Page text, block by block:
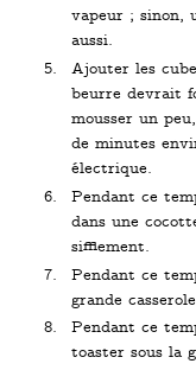
vapeur ; sinon,
aussi.
Ajouter les
beurre devrait
mousser un
de minutes
électrique.
Pendant ce
dans une
sifflement.
Pendant ce
grande
Pendant ce
toaster sous la